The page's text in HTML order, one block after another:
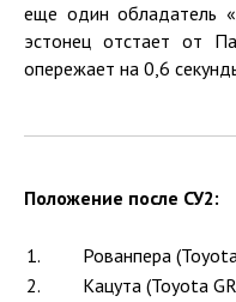
еще один обладатель
эстонец отстает от
опережает на 0,6
Положение после СУ2:
1. Рованпера
2.
Кацута (Toyota